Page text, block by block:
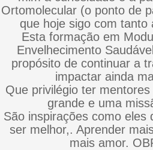
Ortomolecular (o ponto de
que hoje sigo com tanto
Esta formação em
Envelhecimento
propósito de continuar a
impactar ainda
Que privilégio ter
grande e uma
São inspirações como eles
ser melhor,. Aprender
mais amor.